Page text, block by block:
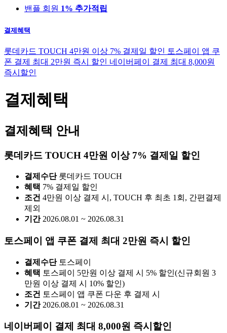
밴플 회원 1% 추가적립
결제혜택
롯데카드 TOUCH 4만원 이상 7% 결제일 할인 토스페이 앱 쿠
폰 결제 최대 2만원 즉시 할인 네이버페이 결제 최대 8,000원
즉시할인
결제혜택
결제혜택 안내
롯데카드 TOUCH 4만원 이상 7% 결제일 할인
결제수단 롯데카드 TOUCH
혜택 7% 결제일 할인
조건 4만원 이상 결제 시, TOUCH 후 최초 1회, 간편결제
제외
기간 2026.08.01 ~ 2026.08.31
토스페이 앱 쿠폰 결제 최대 2만원 즉시 할인
결제수단 토스페이
혜택 토스페이 5만원 이상 결제 시 5% 할인(신규회원 3
만원 이상 결제 시 10% 할인)
조건 토스페이 앱 쿠폰 다운 후 결제 시
기간 2026.08.01 ~ 2026.08.31
네이버페이 결제 최대 8,000원 즉시할인